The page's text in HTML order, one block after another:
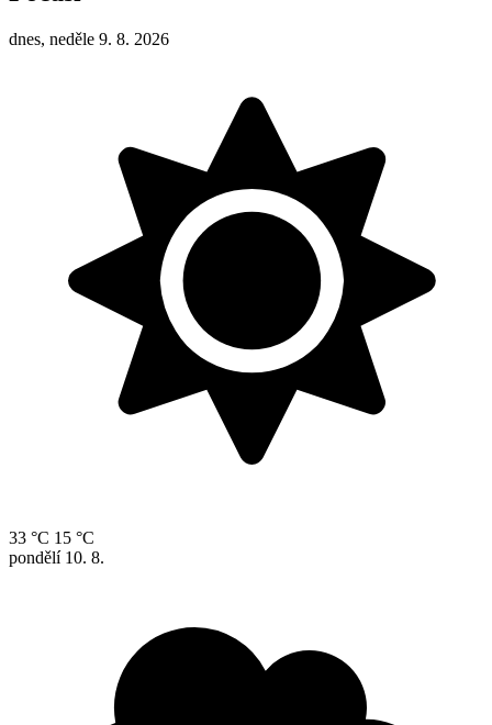
dnes, neděle 9. 8. 2026
33 °C 15 °C
pondělí 10. 8.